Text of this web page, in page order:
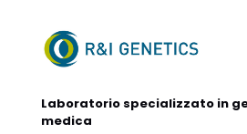
Laboratorio specializzato in
medica